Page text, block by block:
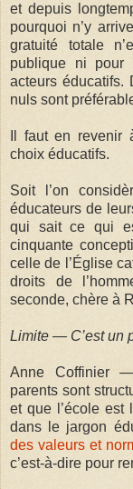
et depuis
pourquoi n’y
gratuité totale
publique ni pour
acteurs éducatifs.
nuls sont
Il faut en
choix éducatifs.
Soit l’on
éducateurs de
qui sait ce qui
cinquante
celle de l’Église
droits de
seconde, chère à
Limite — C’est un
Anne Coffinier
parents sont
et que l’école est
dans le jargon
des valeurs et
c’est-à-dire pour